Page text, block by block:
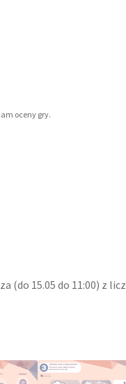
oceny gry.
(do 15.05 do 11:00) z